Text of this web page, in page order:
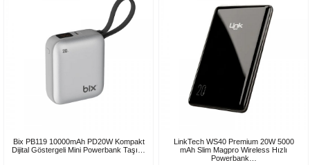
Bix PB119 10000mAh PD20W Kompakt
Dijital Göstergeli Mini Powerbank Taşı…
LinkTech WS40 Premium 20W 5000
mAh Slim Magpro Wireless Hızlı
Powerbank…